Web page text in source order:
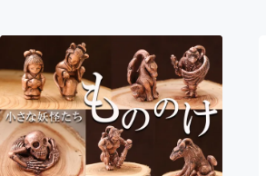
アート・写真
テクノロジー・ガジェット
映像・映画